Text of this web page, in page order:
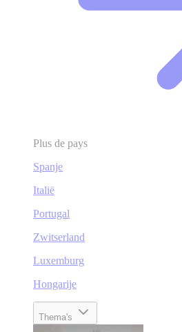
Plus de pays
Spanje
Italië
Portugal
Zwitserland
Luxemburg
Hongarije
Thema's